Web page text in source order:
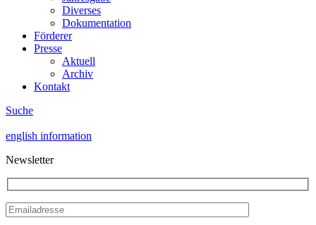
Diverses
Dokumentation
Förderer
Presse
Aktuell
Archiv
Kontakt
Suche
english information
Newsletter